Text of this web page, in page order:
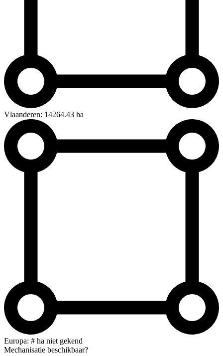
Vlaanderen: 14264.43 ha
Europa: # ha niet gekend
Mechanisatie beschikbaar?